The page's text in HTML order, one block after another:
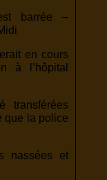
barrée –
en cours
à l’hôpital
transférées
que la police
nassées et